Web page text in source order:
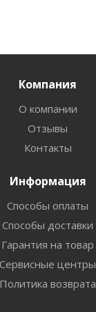
Компания
О компании
Отзывы
Контакты
Информация
Способы оплаты
Способы доставки
Гарантия на товар
Сервисные центры
Политика возврата